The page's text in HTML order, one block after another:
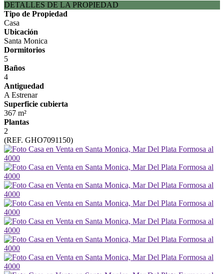
DETALLES DE LA PROPIEDAD
Tipo de Propiedad
Casa
Ubicación
Santa Monica
Dormitorios
5
Baños
4
Antiguedad
A Estrenar
Superficie cubierta
367 m²
Plantas
2
(REF. GHO7091150)